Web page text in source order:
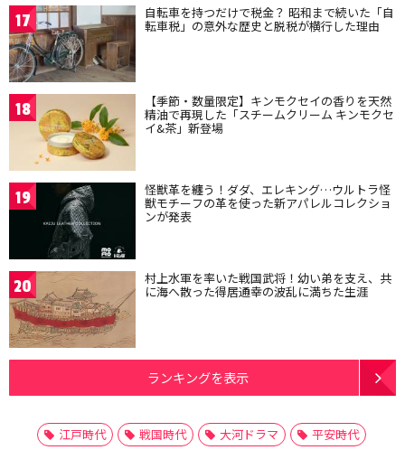
17 自転車を持つだけで税金？ 昭和まで続いた「自
転車税」の意外な歴史と脱税が横行した理由
18 【季節・数量限定】キンモクセイの香りを天然
精油で再現した「スチームクリーム キンモクセ
イ&茶」新登場
19 怪獣革を纏う！ダダ、エレキング…ウルトラ怪
獣モチーフの革を使った新アパレルコレクショ
ンが発表
20 村上水軍を率いた戦国武将！幼い弟を支え、共
に海へ散った得居通幸の波乱に満ちた生涯
ランキングを表示
江戸時代 戦国時代 大河ドラマ
平安時代